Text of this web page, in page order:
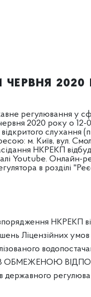
2020
регулювання у
2020 року о
слухання
м. Київ, вул.
НКРЕКП
Youtube. Онлайн-
в розділі
НКРЕКП
Ліцензійних
З ОБМЕЖЕНОЮ
державного